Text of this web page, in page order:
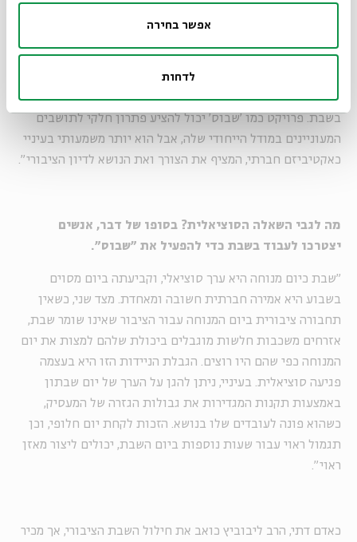
אפשר בחירה
לדחות
כשהחברה האזרחית לוקחת אחריות על המציאות שלה, במקום
להתבצר בעמדת הקרבן. כשלעצמי, אני תומך באמנת גביזון-מדן,
המדברת על מתכונת מצומצמת ומיוחדת של תחבורה ציבורית
בשבת. פרויקט כמו 'שבוס' יכול להציע פתרון חלקי לתושבים
המעוניינים במודל הייחודי שלה, אבל הוא יותר משמעותי בעיניי
כאקטיביזם חברתי, המציף את הצורך ואת הנושא לדיון הציבורי".
מה לגבי השאלה הסוציאלית? בסופו של דבר, אנשים
יצטרכו לעבוד בשבת כדי להפעיל את "שבוס".
"שבת כיום מנוחה היא ערך סוציאלי, וקביעתה ביום מסוים
בשבוע היא אמירה חברתית חשובה ומאחדת. מצד שני, כשאין
תחבורה ציבורית ביום המנוחה עבור הציבור שאינו שומר שבת,
אזרחים משכבות חלשות מוגבלים ביכולת שלהם למצות את יום
המנוחה כפי שהם היו רוצים. הגבלת הניידות הזו היא בעצמה
פגיעה סוציאלית. בעיניי, ניתן להגן על הערך של יום שבתון
באמצעות תקנות המגדירות את גבולות הגזרה של המעסיק,
כשהוא פונה לעובדים שלו בנושא. הזכות לקחת יום חלופי, וכן
תגמול ראוי עבור שעות נוספות ביום השבת, יכולים ליצור מאזן
ראוי".
כאדם דתי, הרב ליבוביץ כואב את חילול השבת הציבורי, אך מכיר